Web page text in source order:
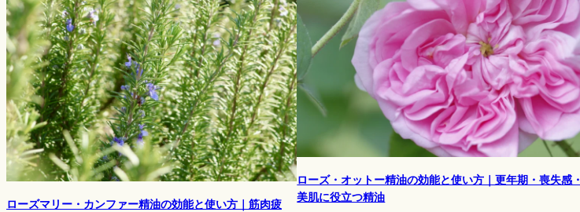
ローズマリー・カンファー精油の効能と使い方｜筋肉疲
ローズ・オットー精油の効能と使い方｜更年期・喪失感・
美肌に役立つ精油